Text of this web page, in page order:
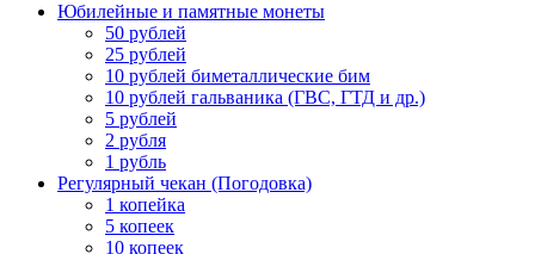
Юбилейные и памятные монеты
50 рублей
25 рублей
10 рублей биметаллические бим
10 рублей гальваника (ГВС, ГТД и др.)
5 рублей
2 рубля
1 рубль
Регулярный чекан (Погодовка)
1 копейка
5 копеек
10 копеек